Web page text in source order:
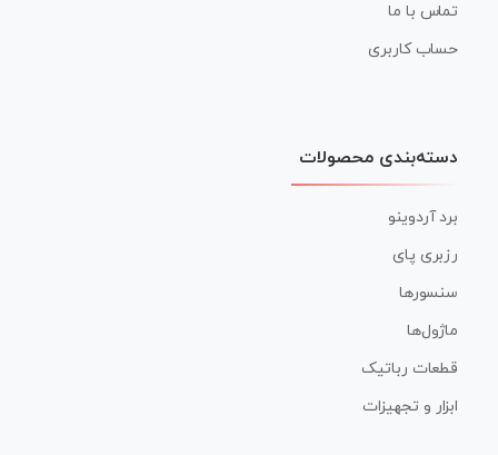
تماس با ما
حساب کاربری
دسته‌بندی محصولات
برد آردوینو
رزبری پای
سنسورها
ماژول‌ها
قطعات رباتیک
ابزار و تجهیزات